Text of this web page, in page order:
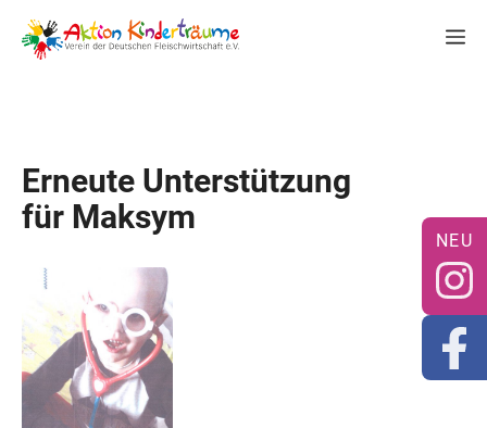
Inhalt
springen
Erneute Unterstützung
für Maksym